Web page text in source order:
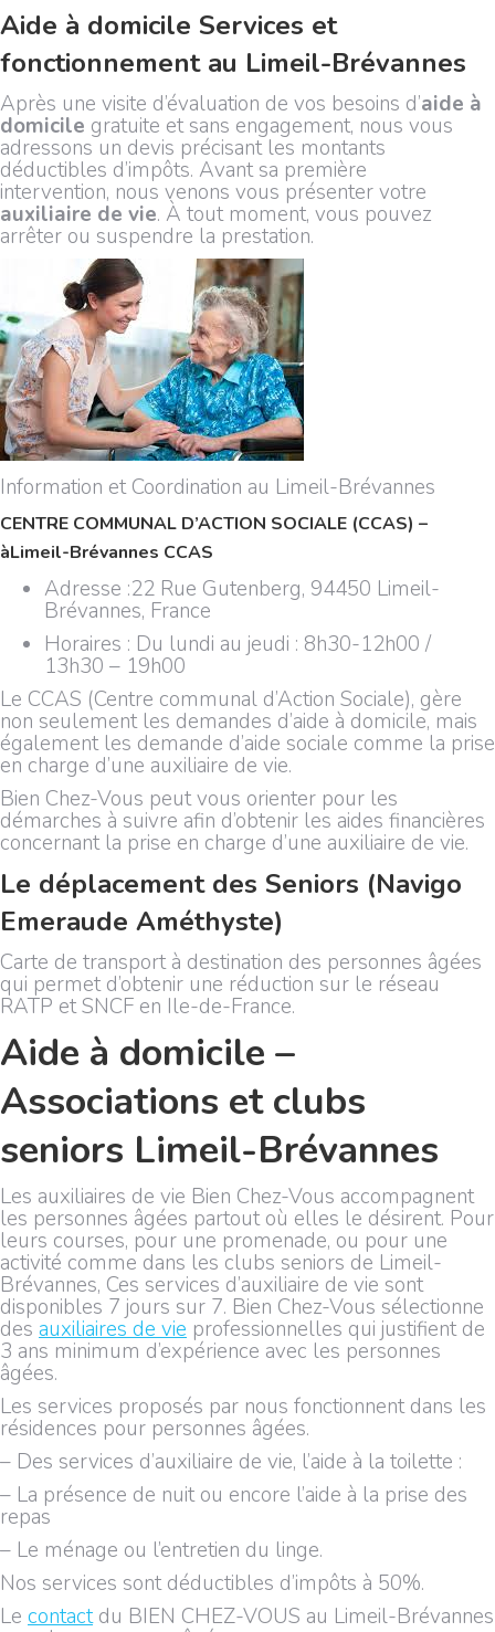
Aide à domicile Services et
fonctionnement au Limeil-Brévannes
Après une visite d’évaluation de vos besoins d’aide à
domicile gratuite et sans engagement, nous vous
adressons un devis précisant les montants
déductibles d’impôts. Avant sa première
intervention, nous venons vous présenter votre
auxiliaire de vie. À tout moment, vous pouvez
arrêter ou suspendre la prestation.
Information et Coordination au Limeil-Brévannes
CENTRE COMMUNAL D’ACTION SOCIALE (CCAS) –
àLimeil-Brévannes CCAS
Adresse :22 Rue Gutenberg, 94450 Limeil-
Brévannes, France
Horaires : Du lundi au jeudi : 8h30-12h00 /
13h30 – 19h00
Le CCAS (Centre communal d’Action Sociale), gère
non seulement les demandes d’aide à domicile, mais
également les demande d’aide sociale comme la prise
en charge d’une auxiliaire de vie.
Bien Chez-Vous peut vous orienter pour les
démarches à suivre afin d’obtenir les aides financières
concernant la prise en charge d’une auxiliaire de vie.
Le déplacement des Seniors (Navigo
Emeraude Améthyste)
Carte de transport à destination des personnes âgées
qui permet d’obtenir une réduction sur le réseau
RATP et SNCF en Ile-de-France.
Aide à domicile –
Associations et clubs
seniors Limeil-Brévannes
Les auxiliaires de vie Bien Chez-Vous accompagnent
les personnes âgées partout où elles le désirent. Pour
leurs courses, pour une promenade, ou pour une
activité comme dans les clubs seniors de Limeil-
Brévannes, Ces services d’auxiliaire de vie sont
disponibles 7 jours sur 7. Bien Chez-Vous sélectionne
des auxiliaires de vie professionnelles qui justifient de
3 ans minimum d’expérience avec les personnes
âgées.
Les services proposés par nous fonctionnent dans les
résidences pour personnes âgées.
– Des services d’auxiliaire de vie, l’aide à la toilette :
– La présence de nuit ou encore l’aide à la prise des
repas
– Le ménage ou l’entretien du linge.
Nos services sont déductibles d’impôts à 50%.
Le contactdu BIEN CHEZ-VOUS au Limeil-Brévannes